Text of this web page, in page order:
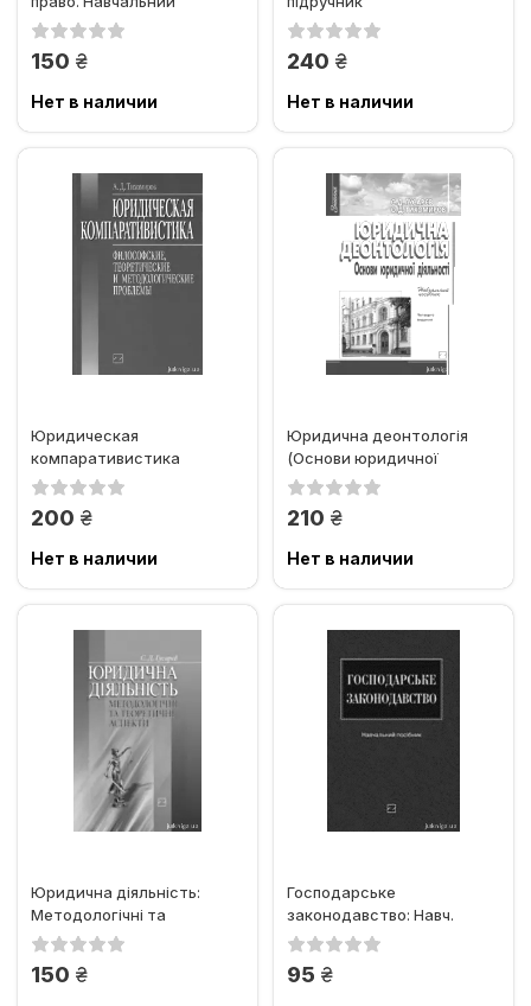
посібник
150 грн.
Нет в наличии
240 грн.
Нет в наличии
Юридическая
компаративистика
200 грн.
Нет в наличии
Юридична деонтологія
(Основи юридичної
діяльності): Навч. посіб.
210 грн.
Нет в наличии
Юридична діяльність:
Методологічні та
теоретичні аспекти
150 грн.
Господарське
законодавство: Навч.
посіб.
95 грн.